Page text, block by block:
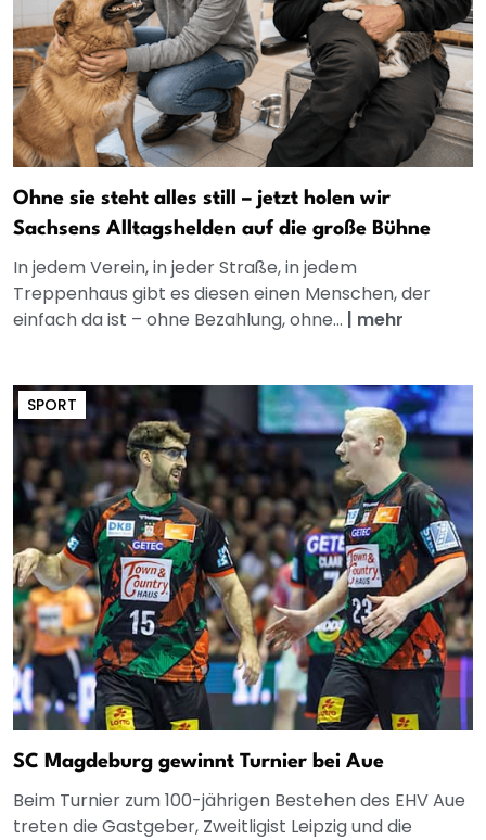
Ohne sie steht alles still – jetzt holen wir
Sachsens Alltagshelden auf die große Bühne
In jedem Verein, in jeder Straße, in jedem
Treppenhaus gibt es diesen einen Menschen, der
einfach da ist – ohne Bezahlung, ohne... | mehr
SPORT
SC Magdeburg gewinnt Turnier bei Aue
Beim Turnier zum 100-jährigen Bestehen des EHV Aue
treten die Gastgeber, Zweitligist Leipzig und die